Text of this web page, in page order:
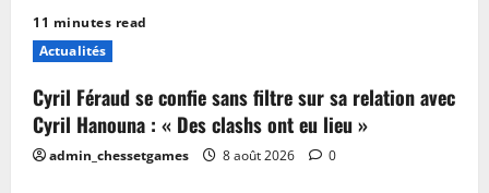
11 minutes read
Actualités
Cyril Féraud se confie sans filtre sur sa relation avec
Cyril Hanouna : « Des clashs ont eu lieu »
admin_chessetgames 8 août 2026 0